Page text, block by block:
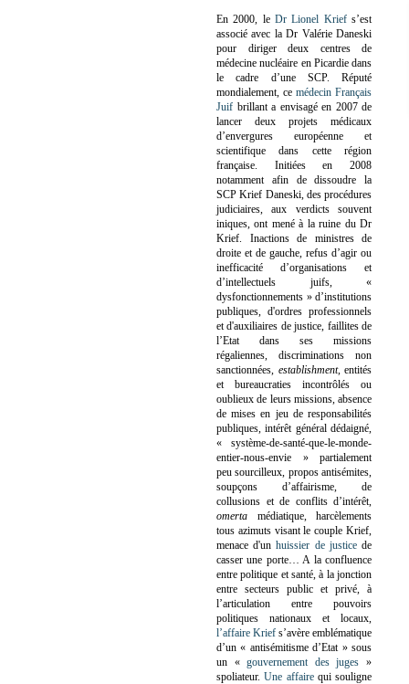
En 2000, le Dr Lionel Kriefs’est
associé avec la Dr Valérie Daneski
pour diriger deux centres de
médecine nucléaire en Picardie dans
le cadre d’une SCP. Réputé
mondialement, ce médecin Français
Juif brillant a envisagé en 2007 de
lancer deux projets médicaux
d’envergures européenne et
scientifique dans cette région
française. Initiées en 2008
notamment afin de dissoudre la
SCP Krief Daneski, des procédures
judiciaires, aux verdicts souvent
iniques, ont mené à la ruine du Dr
Krief. Inactions de ministres de
droite et de gauche, refus d’agir ou
inefficacité d’organisations et
d’intellectuels juifs, «
dysfonctionnements » d’institutions
publiques, d'ordres professionnels
et d'auxiliaires de justice, faillites de
l’Etat dans ses missions
régaliennes, discriminations non
sanctionnées, establishment, entités
et bureaucraties incontrôlés ou
oublieux de leurs missions, absence
de mises en jeu de responsabilités
publiques, intérêt général dédaigné,
« système-de-santé-que-le-monde-
entier-nous-envie » partialement
peu sourcilleux, propos antisémites,
soupçons d’affairisme, de
collusions et de conflits d’intérêt,
omerta médiatique, harcèlements
tous azimuts visant le couple Krief,
menace d'unhuissier de justicede
casser une porte… A la confluence
entre politique et santé, à la jonction
entre secteurs public et privé, à
l’articulation entre pouvoirs
politiques nationaux et locaux,
l’affaire Krief s’avère emblématique
d’un « antisémitisme d’Etat » sous
un «gouvernement des juges »
spoliateur.Une affairequi souligne